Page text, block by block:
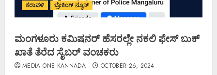
ಕರಾವಳಿ ಬ್ರೇಕಿಂಗ್ ನ್ಯೂಸ್
ಮಂಗಳೂರು ಕಮಿಷನರ್ ಹೆಸರಲ್ಲೇ ನಕಲಿ ಫೇಸ್ ಬುಕ್
ಖಾತೆ ತೆರೆದ ಸೈಬರ್ ವಂಚಕರು
MEDIA ONE KANNADA OCTOBER 26, 2024